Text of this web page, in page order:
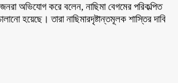
অভিযোগ করে বলেন, নাছিমা বেগমের পরিকল্পিত
হয়েছে। তারা নাছিমারদৃষ্টান্তমূলক শাস্তির দাবি